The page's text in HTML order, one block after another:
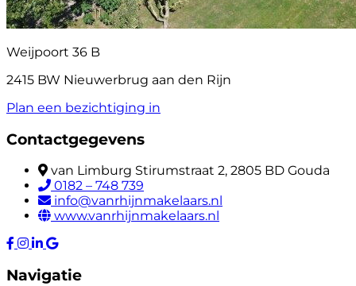
Weijpoort 36 B
2415 BW Nieuwerbrug aan den Rijn
Plan een bezichtiging in
Contactgegevens
van Limburg Stirumstraat 2, 2805 BD Gouda
0182 – 748 739
info@vanrhijnmakelaars.nl
www.vanrhijnmakelaars.nl
Navigatie